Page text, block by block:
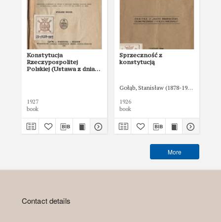
Konstytucja
Rzeczypospolitej
Polskiej (Ustawa z dnia
uzupełniającą
Konstytucję
Rzeczypospolitej z dnia
17 marca 1921 roku
1927
book
Sprzeczność z
konstytucją
Gołąb, Stanisław (1878-1939)
1926
book
More
Contact details